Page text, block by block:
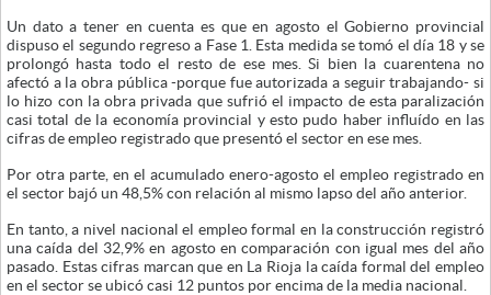
Un dato a tener en cuenta es que en agosto el Gobierno provincial
dispuso el segundo regreso a Fase 1. Esta medida se tomó el día 18 y se
prolongó hasta todo el resto de ese mes. Si bien la cuarentena no
afectó a la obra pública -porque fue autorizada a seguir trabajando- si
lo hizo con la obra privada que sufrió el impacto de esta paralización
casi total de la economía provincial y esto pudo haber influído en las
cifras de empleo registrado que presentó el sector en ese mes.
Por otra parte, en el acumulado enero-agosto el empleo registrado en
el sector bajó un 48,5% con relación al mismo lapso del año anterior.
En tanto, a nivel nacional el empleo formal en la construcción registró
una caída del 32,9% en agosto en comparación con igual mes del año
pasado. Estas cifras marcan que en La Rioja la caída formal del empleo
en el sector se ubicó casi 12 puntos por encima de la media nacional.